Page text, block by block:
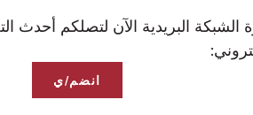
البريدية الآن لتصلكم أحدث
انضم/ي